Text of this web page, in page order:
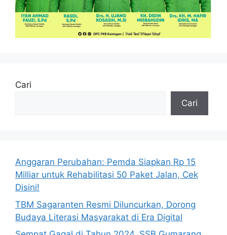
Cari
Cari
Anggaran Perubahan: Pemda Siapkan Rp 15
Milliar untuk Rehabilitasi 50 Paket Jalan, Cek
Disini!
TBM Sagaranten Resmi Diluncurkan, Dorong
Budaya Literasi Masyarakat di Era Digital